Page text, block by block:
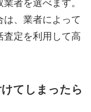
者を選べます。
、業者によって
査定を利用して高
てしまったら